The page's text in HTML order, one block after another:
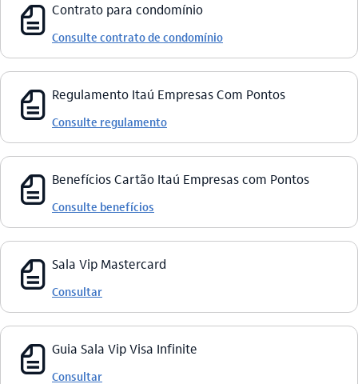
fatura_outline Contrato para condomínio
Consulte contrato de condomínio
fatura_outline Regulamento Itaú Empresas Com Pontos
Consulte regulamento
fatura_outline Benefícios Cartão Itaú Empresas com Pontos
Consulte benefícios
fatura_outline Sala Vip Mastercard
Consultar
fatura_outline Guia Sala Vip Visa Infinite​
Consultar